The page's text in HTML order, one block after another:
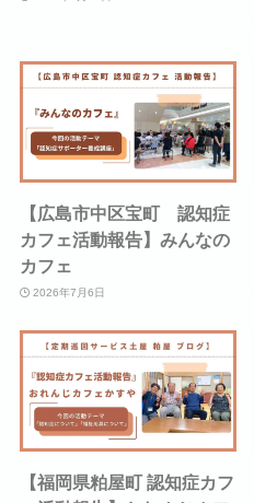
【広島市中区宝町 認知症
カフェ活動報告】みんなの
カフェ
2026年7月6日
【福岡県粕屋町 認知症カフ